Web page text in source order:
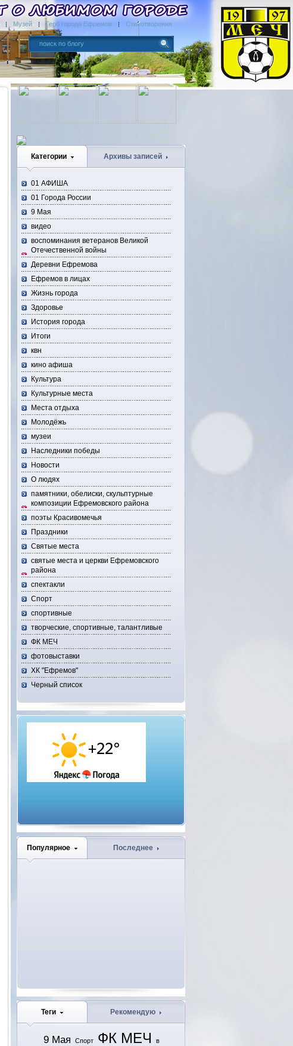
Музей Герб города Ефремов Стихотворения
Категории Архивы записей
01 АФИША
01 Города России
9 Мая
видео
воспоминания ветеранов Великой
Отечественной войны
Деревни Ефремова
Ефремов в лицах
Жизнь города
Здоровье
История города
Итоги
квн
кино афиша
Культура
Культурные места
Места отдыха
Молодёжь
музеи
Наследники победы
Новости
О людях
памятники, обелиски, скульптурные
композиции Ефремовского района
поэты Красивомечья
Праздники
Святые места
святые места и церкви Ефремовского
района
спектакли
Спорт
спортивные
творческие, спортивные, талантливые
ФК МЕЧ
фотовыставки
ХК "Ефремов"
Черный список
Популярное Последнее
Теги Рекомендую
9 Мая Спорт ФК МЕЧ
в